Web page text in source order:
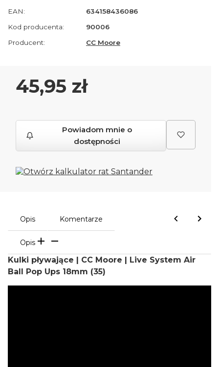
EAN:
634158436086
Kod producenta:
90006
Producent:
CC Moore
Cena
45,95 zł
Powiadom mnie o
dostępności
Opis Komentarze
Opis
Kulki pływające | CC Moore | Live System Air
Ball Pop Ups 18mm (35)